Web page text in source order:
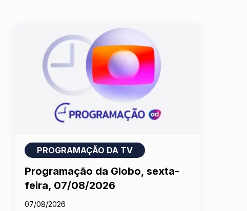
PROGRAMAÇÃO DA TV
Programação da Globo, sexta-
feira, 07/08/2026
07/08/2026